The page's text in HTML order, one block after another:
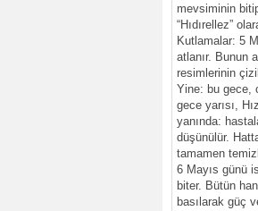
mevsiminin
“Hıdırellez”
Kutlamalar: 5
atlanır. Bunun
resimlerinin
Yine: bu gece,
gece yarısı,
yanında:
düşünülür.
tamamen
6 Mayıs günü
biter. Bütün
basılarak güç